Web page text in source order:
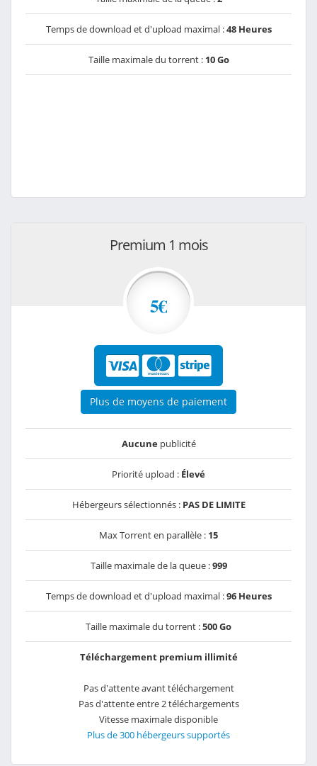
Temps de download et d'upload maximal :48 Heures
Taille maximale du torrent : 10 Go
Premium 1 mois
5€
Plus de moyens de paiement
Aucunepublicité
Priorité upload : Élevé
Hébergeurs sélectionnés : PAS DE LIMITE
Max Torrent en parallèle : 15
Taille maximale de la queue :999
Temps de download et d'upload maximal :96 Heures
Taille maximale du torrent :500 Go
Téléchargement premium illimité
Pas d'attente avant téléchargement
Pas d'attente entre 2 téléchargements
Vitesse maximale disponible
Plus de 300 hébergeurs supportés